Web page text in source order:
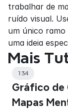
trabalhar de
ruído visual.
um único
uma ideia
Mais
1:34
Gráfico de
Mapas